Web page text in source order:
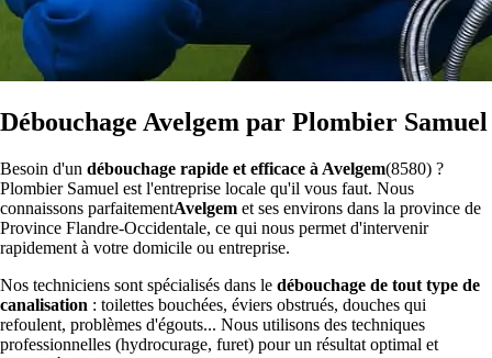
Débouchage Avelgem par Plombier Samuel
Besoin d'un débouchage rapide et efficace à Avelgem(8580) ?
Plombier Samuel est l'entreprise locale qu'il vous faut. Nous
connaissons parfaitementAvelgem et ses environs dans la province de
Province Flandre-Occidentale, ce qui nous permet d'intervenir
rapidement à votre domicile ou entreprise.
Nos techniciens sont spécialisés dans le débouchage de tout type de
canalisation : toilettes bouchées, éviers obstrués, douches qui
refoulent, problèmes d'égouts... Nous utilisons des techniques
professionnelles (hydrocurage, furet) pour un résultat optimal et